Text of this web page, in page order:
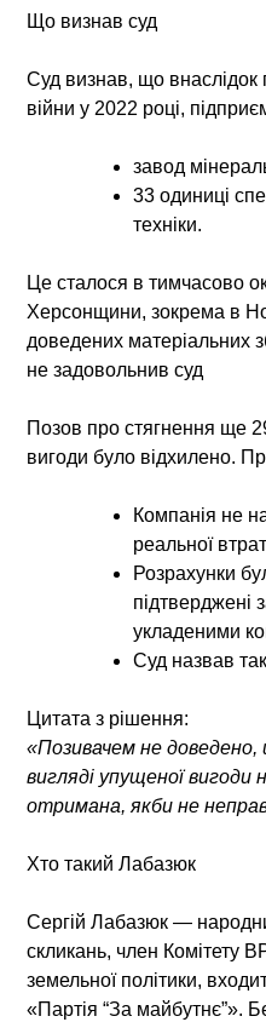
Що визнав суд
Суд визнав, що внаслідок
війни у 2022 році,
завод
33 одиниці
техніки.
Це сталося в тимчасово
Херсонщини, зокрема в
доведених матеріальних
не задовольнив суд
Позов про стягнення ще
вигоди було відхилено.
Компанія не
реальної
Розрахунки
підтверджені
укладеними
Суд назвав
Цитата з рішення:
«Позивачем не доведено,
вигляді упущеної вигоди
отримана, якби не
Хто такий Лабазюк
Сергій Лабазюк —
скликань, член Комітету
земельної політики,
«Партія “За майбутнє”».